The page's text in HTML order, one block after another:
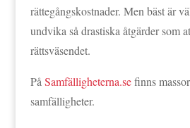
rättegångskostnader. Men bäst är
undvika så drastiska åtgärder som
rättsväsendet.
På Samfälligheterna.sefinns
samfälligheter.